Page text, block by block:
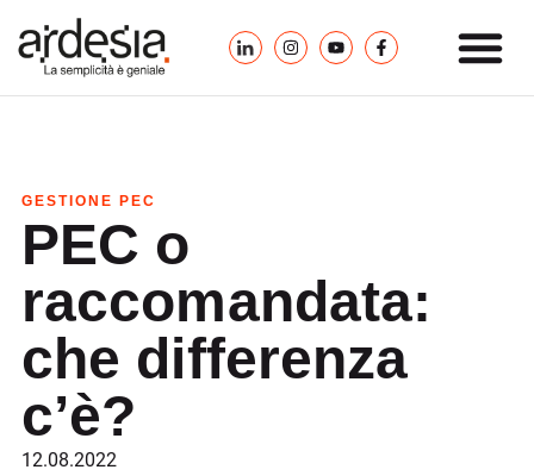
GESTIONE PEC
PEC o
raccomandata:
che differenza
c’è?
12.08.2022